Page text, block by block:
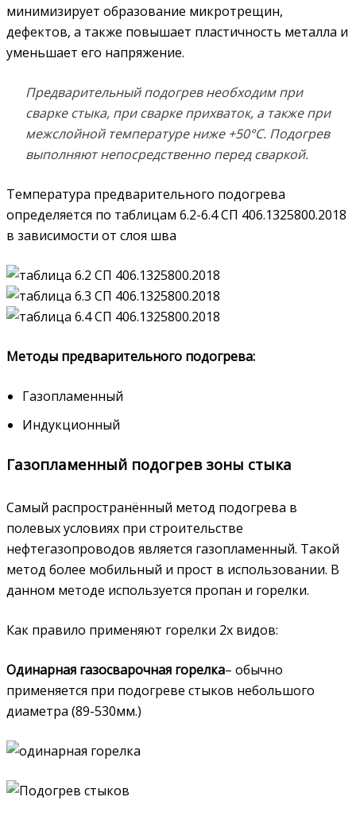
минимизирует образование микротрещин,
дефектов, а также повышает пластичность металла и
уменьшает его напряжение.
Предварительный подогрев необходим при
сварке стыка, при сварке прихваток, а также при
межслойной температуре ниже +50°С. Подогрев
выполняют непосредственно перед сваркой.
Температура предварительного подогрева
определяется по таблицам 6.2-6.4 СП 406.1325800.2018
в зависимости от слоя шва
Методы предварительного подогрева:
Газопламенный
Индукционный
Газопламенный подогрев зоны стыка
Самый распространённый метод подогрева в
полевых условиях при строительстве
нефтегазопроводов является газопламенный. Такой
метод более мобильный и прост в использовании. В
данном методе используется пропан и горелки.
Как правило применяют горелки 2х видов:
Одинарная газосварочная горелка– обычно
применяется при подогреве стыков небольшого
диаметра (89-530мм.)